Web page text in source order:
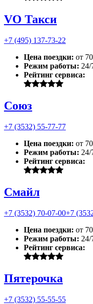
VO Такси
+7 (495) 137-73-22
Цена поездки: от
Режим работы: 24/
Рейтинг сервиса:
Союз
+7 (3532) 55-77-77
Цена поездки: от
Режим работы: 24/
Рейтинг сервиса:
Смайл
+7 (3532) 70-07-00+7
Цена поездки: от
Режим работы: 24/
Рейтинг сервиса:
Пятерочка
+7 (3532) 55-55-55